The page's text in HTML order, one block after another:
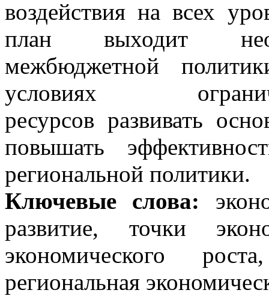
воздействия на всех
план выходит
межбюджетной
условиях
ресурсов развивать
повышать
региональной политики.
Ключевые слова:
развитие, точки
экономического
региональная